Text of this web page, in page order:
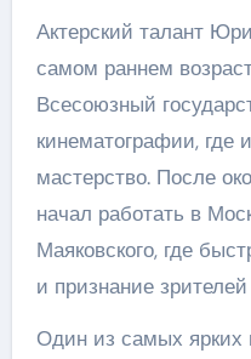
Актерский талант
самом раннем
Всесоюзный
кинематографии, где
мастерство. После
начал работать в
Маяковского, где
и признание
Один из самых ярких